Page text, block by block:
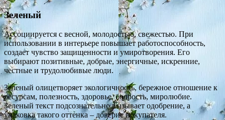
Зеленый
Ассоциируется с весной, молодостью, свежестью. При
использовании в интерьере повышает работоспособность,
создает чувство защищенности и умиротворения. Его
выбирают позитивные, добрые, энергичные, искренние,
честные и трудолюбивые люди.
Зеленый олицетворяет экологичность, бережное отношение к
ресурсам, полезность, здоровье, бодрость, миролюбие.
Зеленый текст подсознательно вызывает одобрение, а
упаковка такого оттенка – доверие покупателя.